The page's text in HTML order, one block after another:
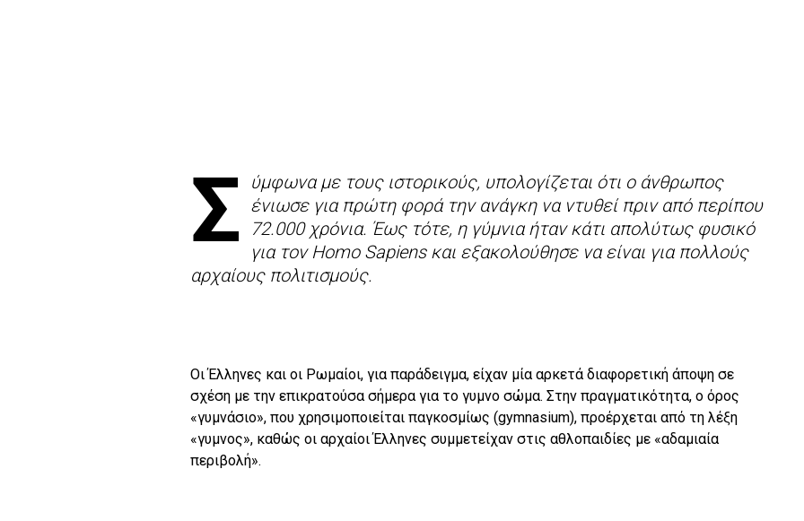
Σ
ύμφωνα με τους ιστορικούς, υπολογίζεται ότι ο άνθρωπος
ένιωσε για πρώτη φορά την ανάγκη να ντυθεί πριν από περίπου
72.000 χρόνια. Έως τότε, η γύμνια ήταν κάτι απολύτως φυσικό
για τον Homo Sapiens και εξακολούθησε να είναι για πολλούς
αρχαίους πολιτισμούς.
Οι Έλληνες και οι Ρωμαίοι, για παράδειγμα, είχαν μία αρκετά διαφορετική άποψη σε
σχέση με την επικρατούσα σήμερα για το γυμνo σώμα. Στην πραγματικότητα, ο όρος
«γυμνάσιο», που χρησιμοποιείται παγκοσμίως (gymnasium), προέρχεται από τη λέξη
«γυμνoς», καθώς οι αρχαίοι Έλληνες συμμετείχαν στις αθλοπαιδίες με «αδαμιαία
περιβολή».